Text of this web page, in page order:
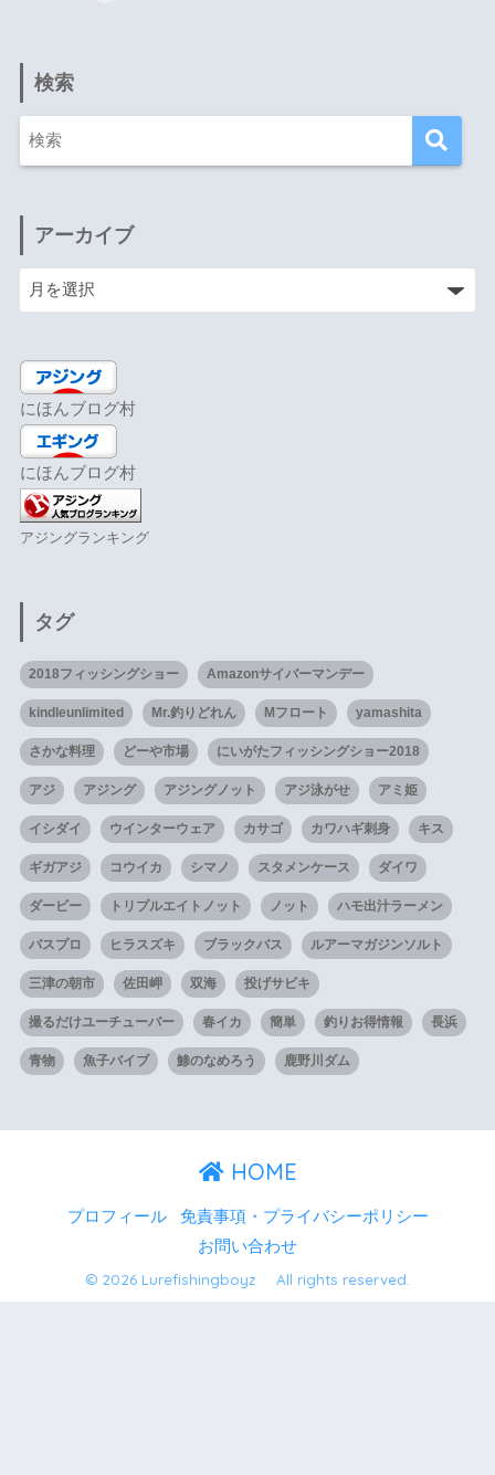
検索
アーカイブ
にほんブログ村
にほんブログ村
アジングランキング
タグ
2018フィッシングショー Amazonサイバーマンデー
kindleunlimited Mr.釣りどれん Mフロート yamashita
さかな料理 どーや市場 にいがたフィッシングショー2018
アジ アジング アジングノット アジ泳がせ アミ姫
イシダイ ウインターウェア カサゴ カワハギ刺身 キス
ギガアジ コウイカ シマノ スタメンケース ダイワ
ダービー トリプルエイトノット ノット ハモ出汁ラーメン
バスプロ ヒラスズキ ブラックバス ルアーマガジンソルト
三津の朝市 佐田岬 双海 投げサビキ
撮るだけユーチューバー 春イカ 簡単 釣りお得情報 長浜
青物 魚子バイブ 鯵のなめろう 鹿野川ダム
HOME
プロフィール
免責事項・プライバシーポリシー
お問い合わせ
© 2026 Lurefishingboyz All rights reserved.